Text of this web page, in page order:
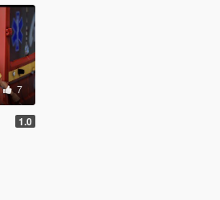
7
1.0